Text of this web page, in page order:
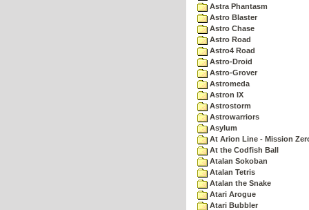
Astra Phantasm
Astro Blaster
Astro Chase
Astro Road
Astro4 Road
Astro-Droid
Astro-Grover
Astromeda
Astron IX
Astrostorm
Astrowarriors
Asylum
At Arion Line - Mission
At the Codfish Ball
Atalan Sokoban
Atalan Tetris
Atalan the Snake
Atari Arogue
Atari Bubbler